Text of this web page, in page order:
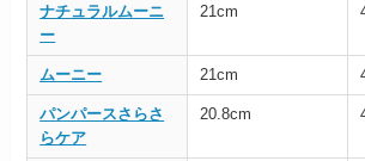
ナチュラルムーニ
ー
21cm
ムーニー 21cm
パンパースさらさ
らケア
20.8cm